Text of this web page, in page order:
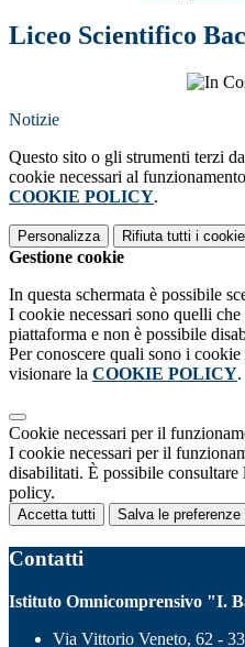
Liceo Scientifico
Notizie
Questo sito o gli strumenti terzi
cookie necessari al
COOKIE POLICY.
Personalizza Rifiuta tutti i
Gestione cookie
In questa schermata è possibile
I cookie necessari sono quelli
piattaforma e non è possibile
Per conoscere quali sono i
visionare la COOKIE POLICY.
Cookie necessari per il
I cookie necessari per il
disabilitati. È possibile
policy.
Accetta tutti Salva le preferenze
Contatti
Istituto Omnicomprensivo "I.
Via Vittorio Veneto, 62 -